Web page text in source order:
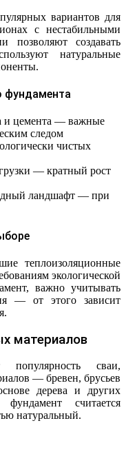
вариантов для
с нестабильными
позволяют создавать
натуральные
фундамента
и цемента — важные
следом
чистых
— кратный рост
ландшафт — при
теплоизоляционные
экологической
важно учитывать
— от этого зависит
материалов
сваи,
— бревен, брусьев
дерева и других
считается
натуральный.